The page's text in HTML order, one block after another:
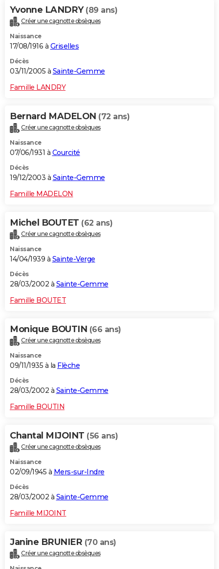
Yvonne LANDRY (89 ans)
Créer une cagnotte obsèques
Naissance
17/08/1916 à Griselles
Décès
03/11/2005 à Sainte-Gemme
Famille LANDRY
Bernard MADELON (72 ans)
Créer une cagnotte obsèques
Naissance
07/06/1931 à Courcité
Décès
19/12/2003 à Sainte-Gemme
Famille MADELON
Michel BOUTET (62 ans)
Créer une cagnotte obsèques
Naissance
14/04/1939 à Sainte-Verge
Décès
28/03/2002 à Sainte-Gemme
Famille BOUTET
Monique BOUTIN (66 ans)
Créer une cagnotte obsèques
Naissance
09/11/1935 à la Flèche
Décès
28/03/2002 à Sainte-Gemme
Famille BOUTIN
Chantal MIJOINT (56 ans)
Créer une cagnotte obsèques
Naissance
02/09/1945 à Mers-sur-Indre
Décès
28/03/2002 à Sainte-Gemme
Famille MIJOINT
Janine BRUNIER (70 ans)
Créer une cagnotte obsèques